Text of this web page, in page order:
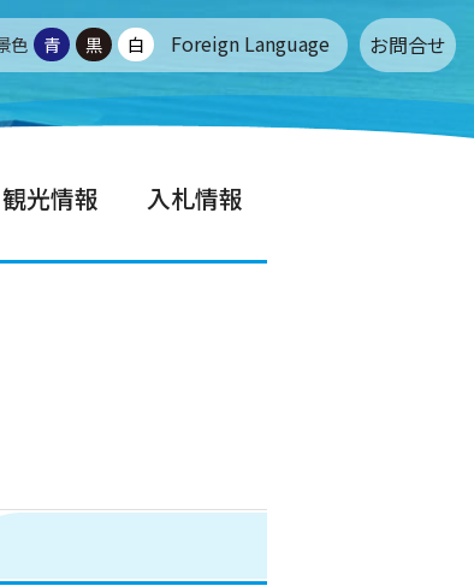
色 青 黒 白 Foreign Language お問合せ
観光情報 入札情報